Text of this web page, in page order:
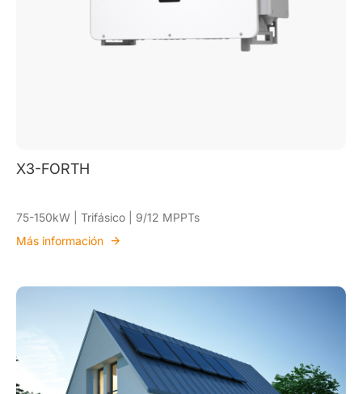
X3-FORTH
75-150kW | Trifásico | 9/12 MPPTs
Más información